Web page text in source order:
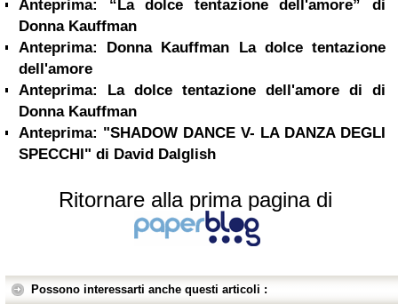
Anteprima: “La dolce tentazione dell'amore” di
Donna Kauffman
Anteprima: Donna Kauffman La dolce tentazione
dell'amore
Anteprima: La dolce tentazione dell'amore di di
Donna Kauffman
Anteprima: "SHADOW DANCE V- LA DANZA DEGLI
SPECCHI" di David Dalglish
Ritornare alla prima pagina di
Possono interessarti anche questi articoli :